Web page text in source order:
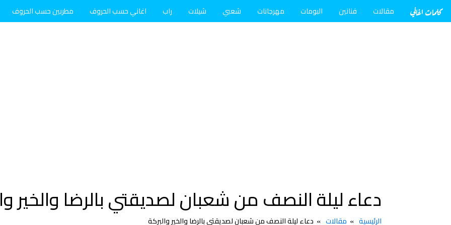
كلمات اغاني مقالات فنانين البومات مهرجانات شعبي شيلات راب اغاني حسب الحروف مطربين حسب الحروف
دعاء ليلة النصف من شعبان لصديقتي بالرضا والخير
الرئيسية مقالات دعاء ليلة النصف من شعبان لصديقتي بالرضا والخير والبركة